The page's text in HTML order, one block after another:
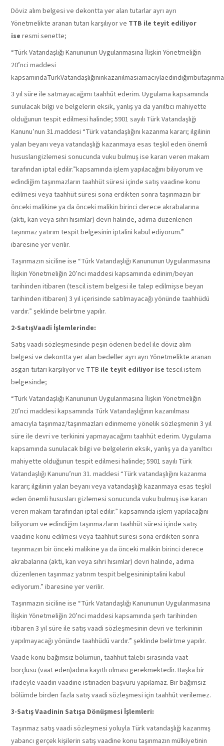
Döviz alım belgesi ve dekontta yer alan tutarlar ayrı ayrı
Yönetmelikte aranan tutarı karşılıyor ve TTB ile teyit ediliyor
iseresmi senette;
“Türk Vatandaşlığı Kanununun Uygulanmasına İlişkin Yönetmeliğin
20’nci maddesi
3 yıl süre ile satmayacağımı taahhüt ederim. Uygulama kapsamında
sunulacak bilgi ve belgelerin eksik, yanlış ya da yanıltıcı mahiyette
olduğunun tespit edilmesi halinde; 5901 sayılı Türk Vatandaşlığı
Kanunu’nun 31.maddesi “Türk vatandaşlığını kazanma kararı; ilgilinin
yalan beyanı veya vatandaşlığı kazanmaya esas teşkil eden önemli
hususlarıgizlemesi sonucunda vuku bulmuş ise kararı veren makam
tarafından iptal edilir.”kapsamında işlem yapılacağını biliyorum ve
edindiğim taşınmazların taahhüt süresi içinde satış vaadine konu
edilmesi veya taahhüt süresi sona erdikten sonra taşınmazın bir
önceki malikine ya da önceki malikin birinci derece akrabalarına
(akti, kan veya sıhri hısımlar) devri halinde, adıma düzenlenen
taşınmaz yatırım tespit belgesinin iptalini kabul ediyorum.”
ibaresine yer verilir.
Taşınmazın siciline ise “Türk Vatandaşlığı Kanununun Uygulanmasına
İlişkin Yönetmeliğin 20’nci maddesi kapsamında edinim/beyan
tarihinden itibaren (tescil istem belgesi ile talep edilmişse beyan
tarihinden itibaren) 3 yıl içerisinde satılmayacağı yönünde taahhüdü
vardır.” şeklinde belirtme yapılır.
2-SatışVaadi İşlemlerinde:
Satış vaadi sözleşmesinde peşin ödenen bedel ile döviz alım
belgesi ve dekontta yer alan bedeller ayrı ayrı Yönetmelikte aranan
asgari tutarı karşılıyor ve TTB ile teyit ediliyor isetescil istem
belgesinde;
“Türk Vatandaşlığı Kanununun Uygulanmasına İlişkin Yönetmeliğin
20’nci maddesi kapsamında Türk Vatandaşlığının kazanılması
amacıyla taşınmaz/taşınmazları edinmeme yönelik sözleşmenin 3 yıl
süre ile devri ve terkinini yapmayacağımı taahhüt ederim. Uygulama
kapsamında sunulacak bilgi ve belgelerin eksik, yanlış ya da yanıltıcı
mahiyette olduğunun tespit edilmesi halinde; 5901 sayılı Türk
Vatandaşlığı Kanunu’nun 31. maddesi “Türk vatandaşlığını kazanma
kararı; ilgilinin yalan beyanı veya vatandaşlığı kazanmaya esas teşkil
eden önemli hususları gizlemesi sonucunda vuku bulmuş ise kararı
veren makam tarafından iptal edilir.” kapsamında işlem yapılacağını
biliyorum ve edindiğim taşınmazların taahhüt süresi içinde satış
vaadine konu edilmesi veya taahhüt süresi sona erdikten sonra
taşınmazın bir önceki malikine ya da önceki malikin birinci derece
akrabalarına (akti, kan veya sıhri hısımlar) devri halinde, adıma
düzenlenen taşınmaz yatırım tespit belgesininiptalini kabul
ediyorum.” ibaresine yer verilir.
Taşınmazın siciline ise “Türk Vatandaşlığı Kanununun Uygulanmasına
İlişkin Yönetmeliğin 20’nci maddesi kapsamında şerh tarihinden
itibaren 3 yıl süre ile satış vaadi sözleşmesinin devri ve terkininin
yapılmayacağı yönünde taahhüdü vardır.” şeklinde belirtme yapılır.
Vaade konu bağımsız bölümün, taahhüt talebi sırasında vaat
borçlusu (vaat eden)adına kayıtlı olması gerekmektedir. Başka bir
ifadeyle vaadin vaadine istinaden başvuru yapılamaz. Bir bağımsız
bölümde birden fazla satış vaadi sözleşmesi için taahhüt verilemez.
3-Satış Vaadinin Satışa Dönüşmesi İşlemleri:
Taşınmaz satış vaadi sözleşmesi yoluyla Türk vatandaşlığı kazanmış
yabancı gerçek kişilerin satış vaadine konu taşınmazın mülkiyetinin